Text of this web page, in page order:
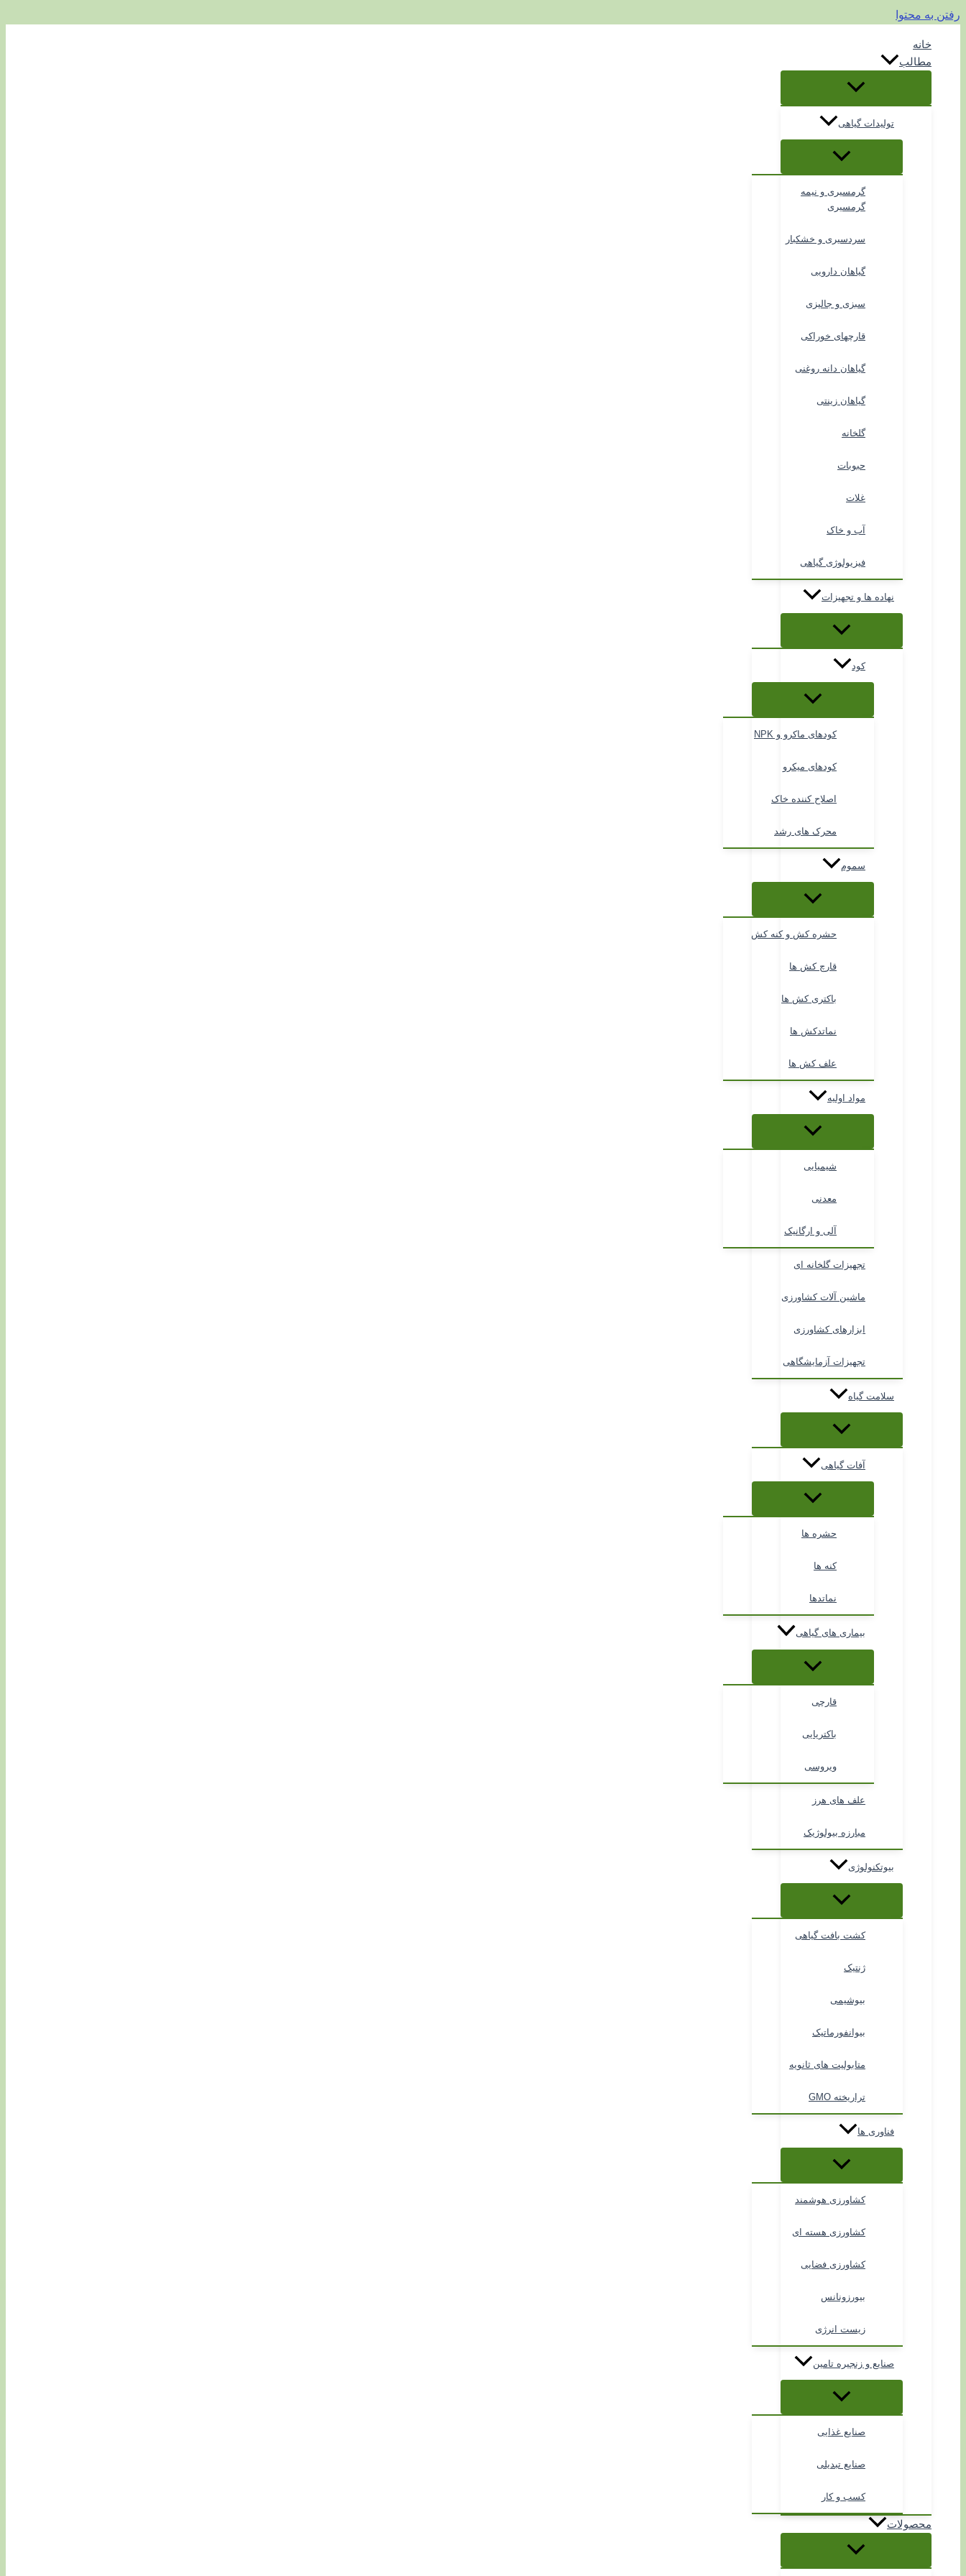
رفتن به محتوا
خانه
مطالب
تولیدات گیاهی
گرمسیری و نیمه
گرمسیری
سردسیری و خشکبار
گیاهان دارویی
سبزی و جالیزی
قارچهای خوراکی
گیاهان دانه روغنی
گیاهان زینتی
گلخانه
حبوبات
غلات
آب و خاک
فیزیولوژی گیاهی
نهاده ها و تجهیزات
کود
کودهای ماکرو و NPK
کودهای میکرو
اصلاح کننده خاک
محرک های رشد
سموم
حشره کش و کنه کش
قارچ کش ها
باکتری کش ها
نماتدکش ها
علف کش ها
مواد اولیه
شیمیایی
معدنی
آلی و ارگانیک
تجهیزات گلخانه ای
ماشین آلات کشاورزی
ابزارهای کشاورزی
تجهیزات آزمایشگاهی
سلامت گیاه
آفات گیاهی
حشره ها
کنه ها
نماتدها
بیماری های گیاهی
قارچی
باکتریایی
ویروسی
علف های هرز
مبارزه بیولوژیک
بیوتکنولوژی
کشت بافت گیاهی
ژنتیک
بیوشیمی
بیوانفورماتیک
متابولیت های ثانویه
تراریخته GMO
فناوری ها
کشاورزی هوشمند
کشاورزی هسته ای
کشاورزی فضایی
بیورزونانس
زیست انرژی
صنایع و زنجیره تامین
صنایع غذایی
صنایع تبدیلی
کسب و کار
محصولات